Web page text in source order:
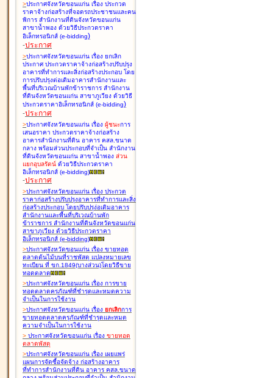
>ประกาศจังหวัดขอนแก่น เรื่อง ประกวด
ราคาจ้างก่อสร้างที่จอดรถประชาชนและคน
พิการ สำนักงานที่ดินจังหวัดขอนแก่น
สาขาน้ำพอง ด้วยวิธีประกวดราคา
อิเล็กทรอนิกส์ (e-bidding)
-ประกาศ
>ประกาศจังหวัดขอนแก่น เรื่อง ยกเลิก
ประกาศ ประกวดราคาจ้างก่อสร้างปรับปรุง
อาคารที่ทำการและสิ่งก่อสร้างประกอบ โดย
การปรับปรุงต่อเติมอาคารสำนักงานและ
พื้นที่บริเวณบ้านพักข้าราชการ สำนักงาน
ที่ดินจังหวัดขอนแก่น สาขาภูเวียง ด้วยวิธี
ประกวดราคาอิเล็กทรอนิกส์ (e-bidding)
-ประกาศ
>ประกาศจังหวัดขอนแก่น เรื่อง ผู้ชนะการ
เสนอราคา ประกวดราคาจ้างก่อสร้าง
อาคารสำนักงานที่ดิน อาคาร คสล.ขนาด
กลาง พร้อมส่วนประกอบที่จำเป็น สำนักงาน
ที่ดินจังหวัดขอนแก่น สาขาน้ำพอง ส่วน
แยกอุบลรัตน์ ด้วยวิธีประกวดราคา
อิเล็กทรอนิกส์ (e-bidding)
-ประกาศ
>ประกาศจังหวัดขอนแก่น เรื่อง ประกวด
ราคาก่อสร้างปรับปรุงอาคารที่ทำการและสิ่ง
ก่อสร้างประกอบ โดยปรับปรุง่อเติมอาคาร
สำนักงานและพื้นที่บริเวณบ้านพัก
ข้าราชการ สำนักงานที่ดินจังหวัดขอนแก่น
สาขาภูเวียง ด้วยวิธีประกวดราคา
อิเล็กทรอนิกส์ (e-bidding)
>ประกาศจังหวัดขอนแก่น เรื่อง ขายทอด
ตลาดต้นไม้บนที่ราชพัสดุ แปลงหมายเลข
ทะเบียน ที่ ขก.1849(บางส่วน)โดยวิธีขาย
ทอดตลาด
>ประกาศจังหวัดขอนแก่น เรื่อง การขาย
ทอดตลาดครุภัณฑ์ที่ชำรุดและหมดความ
จำเป็นในการใช้งาน
>ประกาศจังหวัดขอนแก่น เรื่อง ยกเลิกการ
ขายทอดตลาดครุภัณฑ์ที่ชำรุดและหมด
ความจำเป็นในการใช้งาน
> ประกาศจังหวัดขอนแก่น เรื่อง ขายทอด
ตลาดพัสดุ
>ประกาศจังหวัดขอนแก่น เรื่อง เผยแพร่
แผนการจัดซื้อจัดจ้าง ก่อสร้างอาคาร
ที่ทำการสำนักงานที่ดิน อาคาร คสล.ขนาด